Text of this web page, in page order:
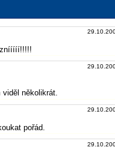
několikrát.
pořád.